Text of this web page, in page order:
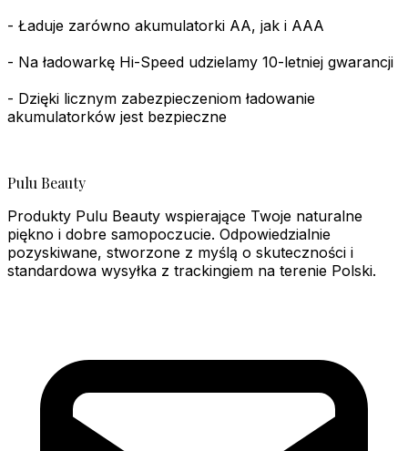
- Ładuje zarówno akumulatorki AA, jak i AAA
- Na ładowarkę Hi-Speed udzielamy 10-letniej gwarancji
- Dzięki licznym zabezpieczeniom ładowanie
akumulatorków jest bezpieczne
Pulu Beauty
Produkty Pulu Beauty wspierające Twoje naturalne
piękno i dobre samopoczucie. Odpowiedzialnie
pozyskiwane, stworzone z myślą o skuteczności i
standardowa wysyłka z trackingiem na terenie Polski.